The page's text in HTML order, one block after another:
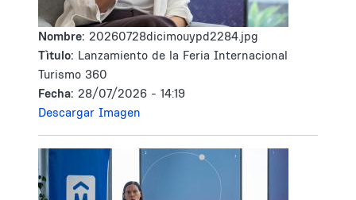
Nombre: 20260728dicimouypd2284.jpg
Tìtulo: Lanzamiento de la Feria Internacional
Turismo 360
Fecha: 28/07/2026 - 14:19
Descargar Imagen